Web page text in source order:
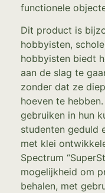
functionele
Dit product is
hobbyisten,
hobbyisten biedt
aan de slag te
zonder dat ze
hoeven te
gebruiken in hun
studenten geduld
met klei
Spectrum
mogelijkheid om
behalen, met